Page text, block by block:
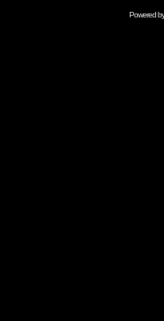
Powered